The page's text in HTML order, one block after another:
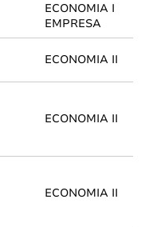
ECONOMIA I
EMPRESA
ECONOMIA II
ECONOMIA II
ECONOMIA II